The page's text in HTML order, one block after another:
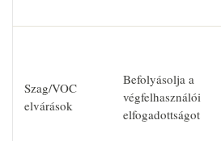
Szag/VOC
elvárások
Befolyásolja a
végfelhasználói
elfogadottságot